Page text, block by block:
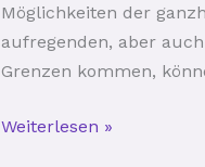
Möglichkeiten der
aufregenden, aber
Grenzen kommen,
Weiterlesen »